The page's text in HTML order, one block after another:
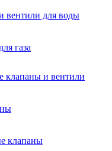
вентили для воды
газа
клапаны и вентили
клапаны